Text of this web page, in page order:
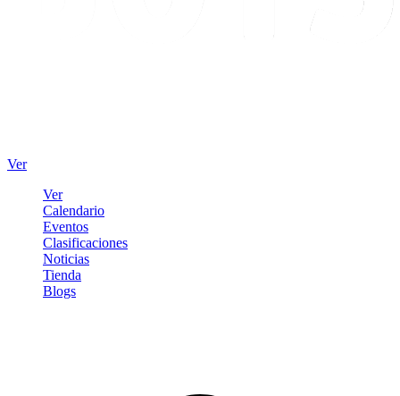
Ver
Ver
Calendario
Eventos
Clasificaciones
Noticias
Tienda
Blogs